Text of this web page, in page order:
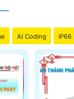
AI Coding IP66